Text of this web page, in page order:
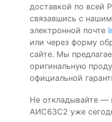
доставкой по всей
связавшись с
электронной почте
или через форму
сайте. Мы
оригинальную
официальной
Не откладывайте —
АИС63C2 уже